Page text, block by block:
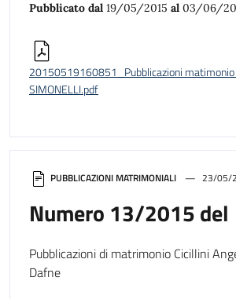
PUBBLICAZIONI MATRIMONIALI 23/05/
Numero 13/2015 del
Pubblicazioni di matrimonio Cicillini
Dafne
Pubblicato dal 19/05/2015 al 03/06/
20150519160851_Pubblicazioni matimonio
SIMONELLI.pdf